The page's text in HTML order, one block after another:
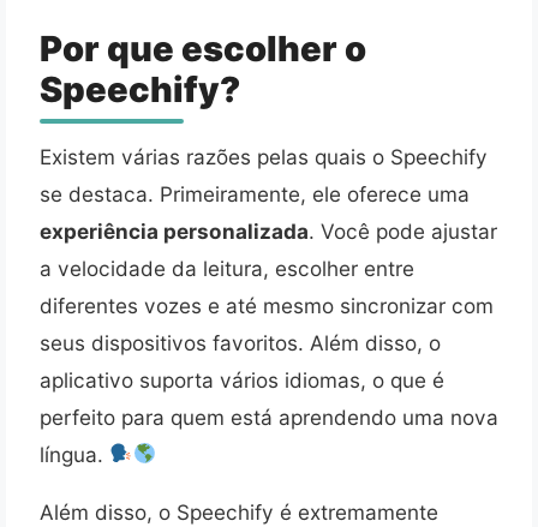
Por que escolher o
Speechify?
Existem várias razões pelas quais o Speechify
se destaca. Primeiramente, ele oferece uma
experiência personalizada. Você pode ajustar
a velocidade da leitura, escolher entre
diferentes vozes e até mesmo sincronizar com
seus dispositivos favoritos. Além disso, o
aplicativo suporta vários idiomas, o que é
perfeito para quem está aprendendo uma nova
língua.
Além disso, o Speechify é extremamente